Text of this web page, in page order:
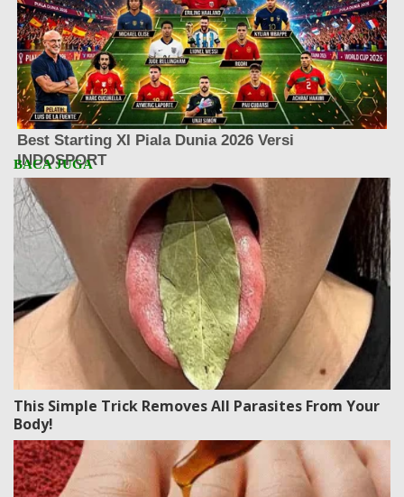
This Simple Trick Removes All Parasites From Your
Body!